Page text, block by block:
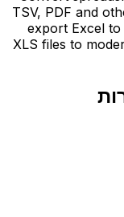
TSV, PDF and
export Excel
XLS files to